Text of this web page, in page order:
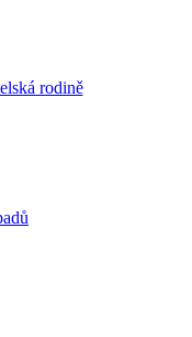
rodině